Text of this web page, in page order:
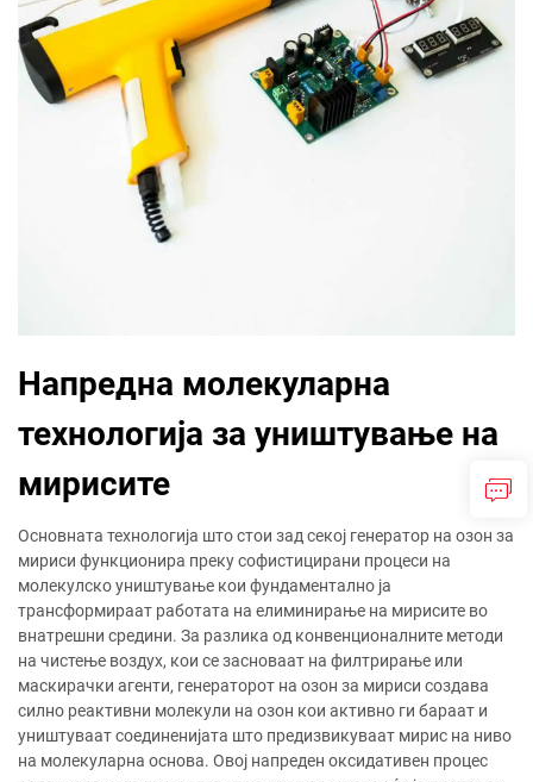
Напредна молекуларна
технологија за уништување на
мирисите
Основната технологија што стои зад секој генератор на озон за
мириси функционира преку софистицирани процеси на
молекулско уништување кои фундаментално ја
трансформираат работата на елиминирање на мирисите во
внатрешни средини. За разлика од конвенционалните методи
на чистење воздух, кои се засноваат на филтрирање или
маскирачки агенти, генераторот на озон за мириси создава
силно реактивни молекули на озон кои активно ги бараат и
уништуваат соединенијата што предизвикуваат мирис на ниво
на молекуларна основа. Овој напреден оксидативен процес